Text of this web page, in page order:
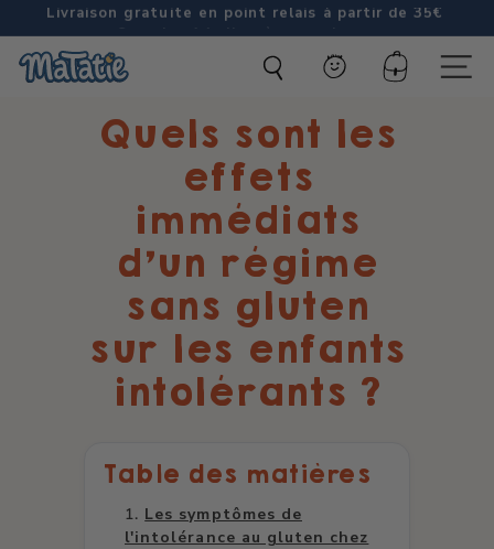
Passer
au
contenu
Diaporama
Pause
Sans les 14 allergènes majeurs
M
Compte
Quels sont les
effets
immédiats
d’un régime
sans gluten
sur les enfants
intolérants ?
Table des matières
Les symptômes de
l'intolérance au gluten chez